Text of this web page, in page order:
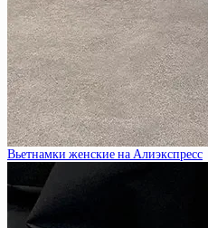
Вьетнамки женские на Алиэкспресс